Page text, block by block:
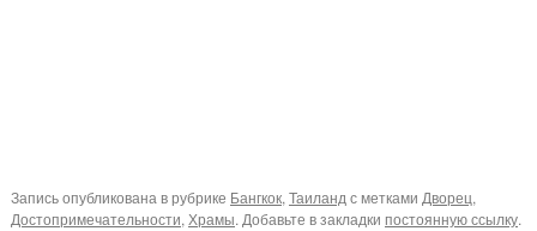
Запись опубликована в рубрике Бангкок, Таиланд с метками Дворец,
Достопримечательности, Храмы. Добавьте в закладки постоянную ссылку.